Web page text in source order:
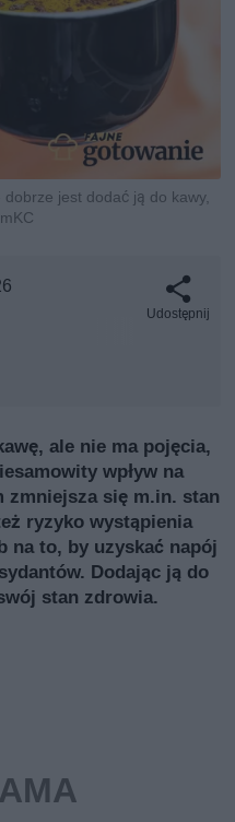
jest dodać ją do kawy,
Udostępnij
ale nie ma pojęcia,
wpływ na
zmniejsza się m.in. stan
ryzyko wystąpienia
na to, by uzyskać napój
Dodając ją do
stan zdrowia.